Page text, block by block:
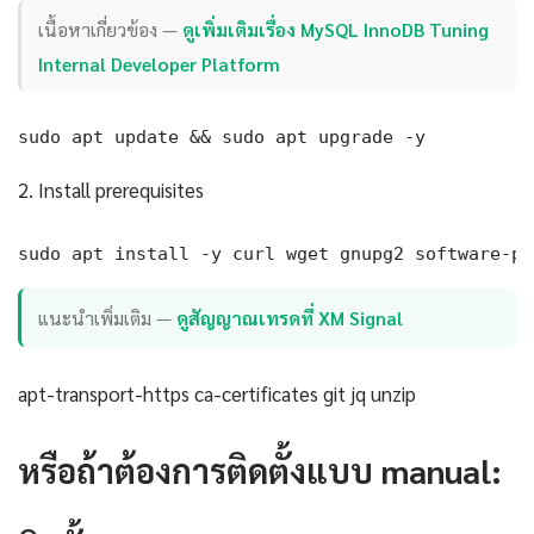
เนื้อหาเกี่ยวข้อง — ดูเพิ่มเติมเรื่อง MySQL InnoDB Tuning
Internal Developer Platform
sudo apt update && sudo apt upgrade -y
2. Install prerequisites
sudo apt install -y curl wget gnupg2 software-
แนะนำเพิ่มเติม — ดูสัญญาณเทรดที่ XM Signal
apt-transport-https ca-certificates git jq unzip
หรือถ้าต้องการติดตั้งแบบ manual: